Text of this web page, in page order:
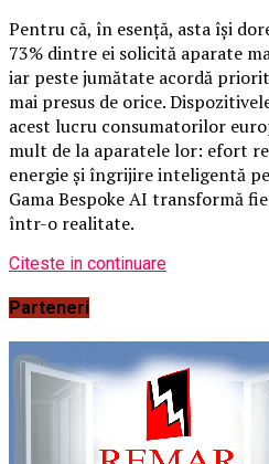
Pentru că, în esență, asta își
73% dintre ei solicită aparate
iar peste jumătate acordă
mai presus de orice.
acest lucru consumatorilor
mult de la aparatele lor: efort
energie și îngrijire inteligentă
Gama Bespoke AI transformă
într-o realitate.
Citeste in continuare
Parteneri